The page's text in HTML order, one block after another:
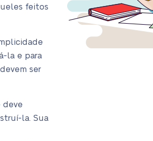
feitos
la e para
ser
deve
la. Sua